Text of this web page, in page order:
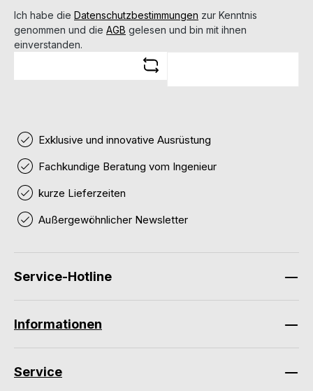
Ich habe die Datenschutzbestimmungen zur Kenntnis
genommen und die AGB gelesen und bin mit ihnen
einverstanden.
Exklusive und innovative Ausrüstung
Fachkundige Beratung vom Ingenieur
kurze Lieferzeiten
Außergewöhnlicher Newsletter
Service-Hotline
Informationen
Service